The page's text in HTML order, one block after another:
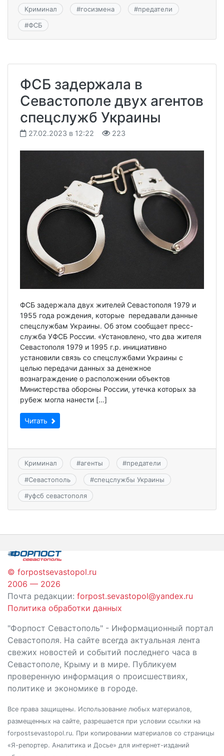
Криминал #госизмена #предатели
#ФСБ
ФСБ задержала в
Севастополе двух агентов
спецслужб Украины
27.02.2023 в 12:22 223
ФСБ задержала двух жителей Севастополя 1979 и
1955 года рождения, которые передавали данные
спецслужбам Украины. Об этом сообщает пресс-
служба УФСБ России. «Установлено, что два жителя
Севастополя 1979 и 1995 г.р. инициативно
установили связь со спецслужбами Украины с
целью передачи данных за денежное
вознаграждение о расположении объектов
Министерства обороны России, утечка которых за
рубеж могла нанести […]
Читать
Криминал #агенты #предатели
#Севастополь #спецслужбы Украины
#уфсб севастополя
© forpostsevastopol.ru
2006 — 2026
Почта редакции: forpost.sevastopol@yandex.ru
Политика обработки данных
"Форпост Севастополь" - Информационный портал
Севастополя. На сайте всегда актуальная лента
свежих новостей и событий последнего часа в
Севастополе, Крыму и в мире. Публикуем
проверенную информация о происшествиях,
политике и экономике в городе.
Все права защищены. Использование любых материалов,
размещенных на сайте, разрешается при условии ссылки на
forpostsevastopol.ru. При копировании материалов со страницы
«Я-репортер. Аналитика и Досье» для интернет-изданий